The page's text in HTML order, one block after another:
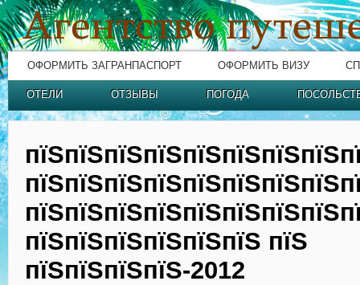
ОФОРМИТЬ ЗАГРАНПАСПОРТ ОФОРМИТЬ ВИЗУ
ОТЕЛИ ОТЗЫВЫ ПОГОДА
пїЅпїЅпїЅпїЅпїЅпїЅ пїЅ
пїЅпїЅпїЅпїЅ-2012